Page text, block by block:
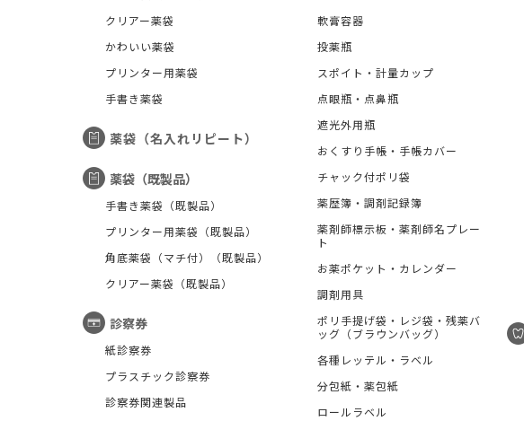
クリアー薬袋
かわいい薬袋
プリンター用薬袋
手書き薬袋
薬袋（名入れリピート）
薬袋（既製品）
手書き薬袋（既製品）
プリンター用薬袋（既製品）
角底薬袋（マチ付）（既製品）
クリアー薬袋（既製品）
診察券
紙診察券
プラスチック診察券
診察券関連製品
軟膏容器
投薬瓶
スポイト・計量カップ
点眼瓶・点鼻瓶
遮光外用瓶
おくすり手帳・手帳カバー
チャック付ポリ袋
薬歴簿・調剤記録簿
薬剤師標示板・薬剤師名プレー
ト
お薬ポケット・カレンダー
調剤用具
ポリ手提げ袋・レジ袋・残薬バ
ッグ（ブラウンバッグ）
各種レッテル・ラベル
分包紙・薬包紙
ロールラベル